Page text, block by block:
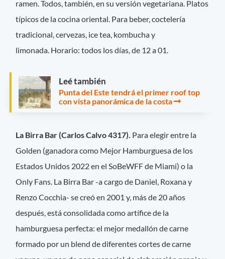
ramen. Todos, también, en su versión vegetariana. Platos
típicos de la cocina oriental. Para beber, coctelería
tradicional, cervezas, ice tea, kombucha y
limonada. Horario: todos los días, de 12 a 01.
Leé también
Punta del Este tendrá el primer roof top
con vista panorámica de la costa
La Birra Bar (Carlos Calvo 4317). Para elegir entre la
Golden (ganadora como Mejor Hamburguesa de los
Estados Unidos 2022 en el SoBeWFF de Miami) o la
Only Fans. La Birra Bar -a cargo de Daniel, Roxana y
Renzo Cocchia- se creó en 2001 y, más de 20 años
después, está consolidada como artífice de la
hamburguesa perfecta: el mejor medallón de carne
formado por un blend de diferentes cortes de carne